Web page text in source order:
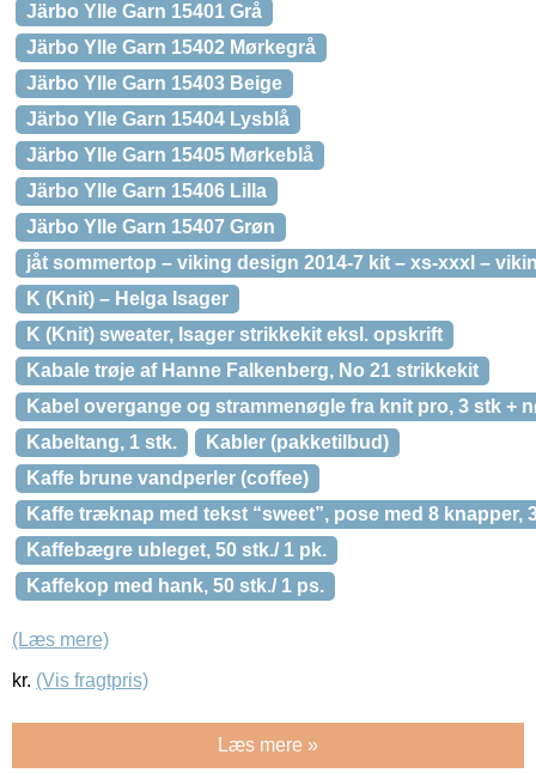
Järbo Ylle Garn 15401 Grå
Järbo Ylle Garn 15402 Mørkegrå
Järbo Ylle Garn 15403 Beige
Järbo Ylle Garn 15404 Lysblå
Järbo Ylle Garn 15405 Mørkeblå
Järbo Ylle Garn 15406 Lilla
Järbo Ylle Garn 15407 Grøn
jåt sommertop – viking design 2014-7 kit – xs-xxxl –
K (Knit) – Helga Isager
K (Knit) sweater, Isager strikkekit eksl. opskrift
Kabale trøje af Hanne Falkenberg, No 21 strikkekit
Kabel overgange og strammenøgle fra knit pro, 3 stk +
Kabeltang, 1 stk.
Kabler (pakketilbud)
Kaffe brune vandperler (coffee)
Kaffe træknap med tekst “sweet”, pose med 8 knapper,
Kaffebægre ubleget, 50 stk./ 1 pk.
Kaffekop med hank, 50 stk./ 1 ps.
(Læs mere)
kr. (Vis fragtpris)
Læs mere »